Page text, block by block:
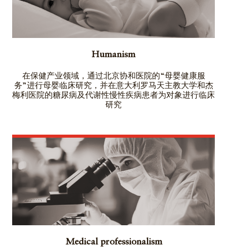
Humanism
在保健产业领域，通过北京协和医院的“母婴健康服
务”进行母婴临床研究，并在意大利罗马天主教大学和杰
梅利医院的糖尿病及代谢性慢性疾病患者为对象进行临床
研究
Medical professionalism